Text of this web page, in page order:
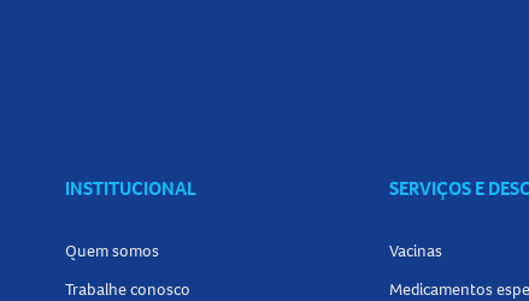
INSTITUCIONAL
Quem somos
Trabalhe conosco
SERVIÇOS E
Vacinas
Medicamentos